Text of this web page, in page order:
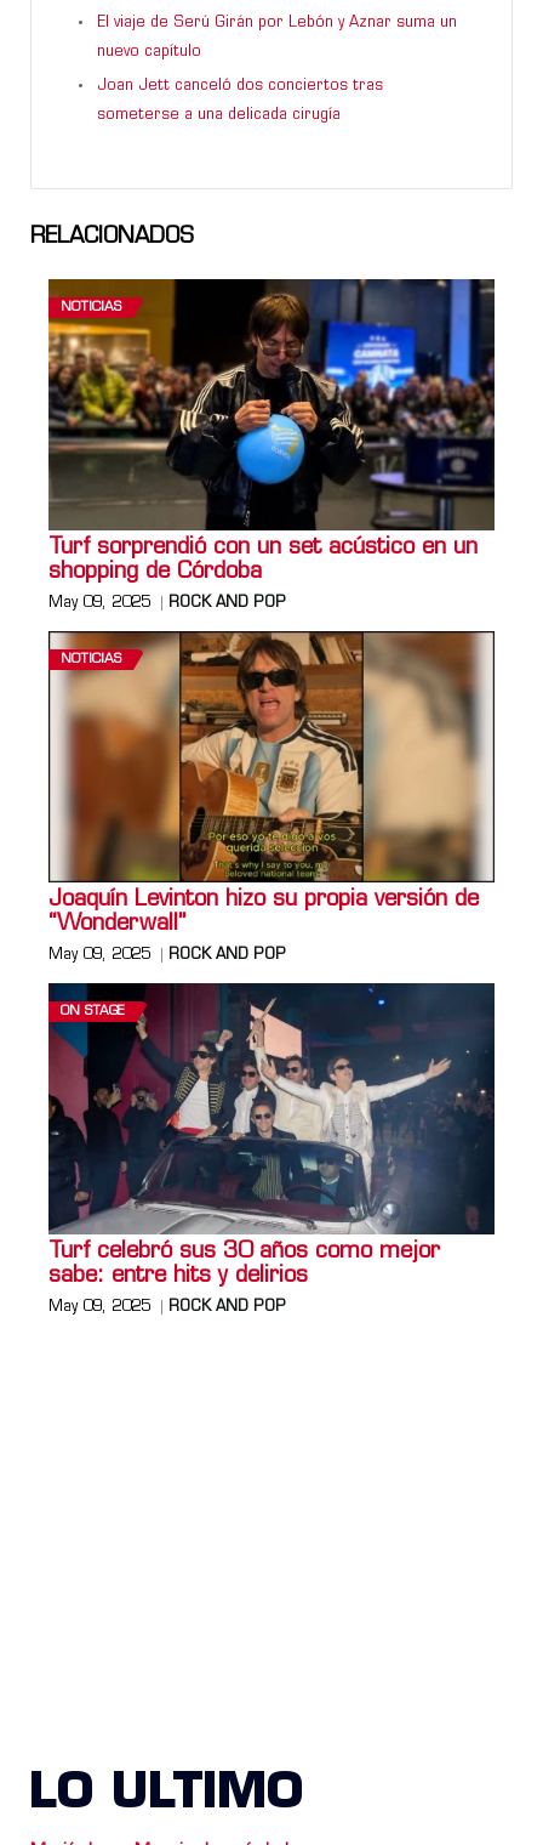
El viaje de Serú Girán por Lebón y Aznar suma un
nuevo capítulo
Joan Jett canceló dos conciertos tras
someterse a una delicada cirugía
RELACIONADOS
NOTICIAS
Turf sorprendió con un set acústico en un
shopping de Córdoba
May 09, 2025 ROCK AND POP
NOTICIAS
Joaquín Levinton hizo su propia versión de
“Wonderwall”
May 09, 2025 ROCK AND POP
ON STAGE
Turf celebró sus 30 años como mejor
sabe: entre hits y delirios
May 09, 2025 ROCK AND POP
LO ULTIMO